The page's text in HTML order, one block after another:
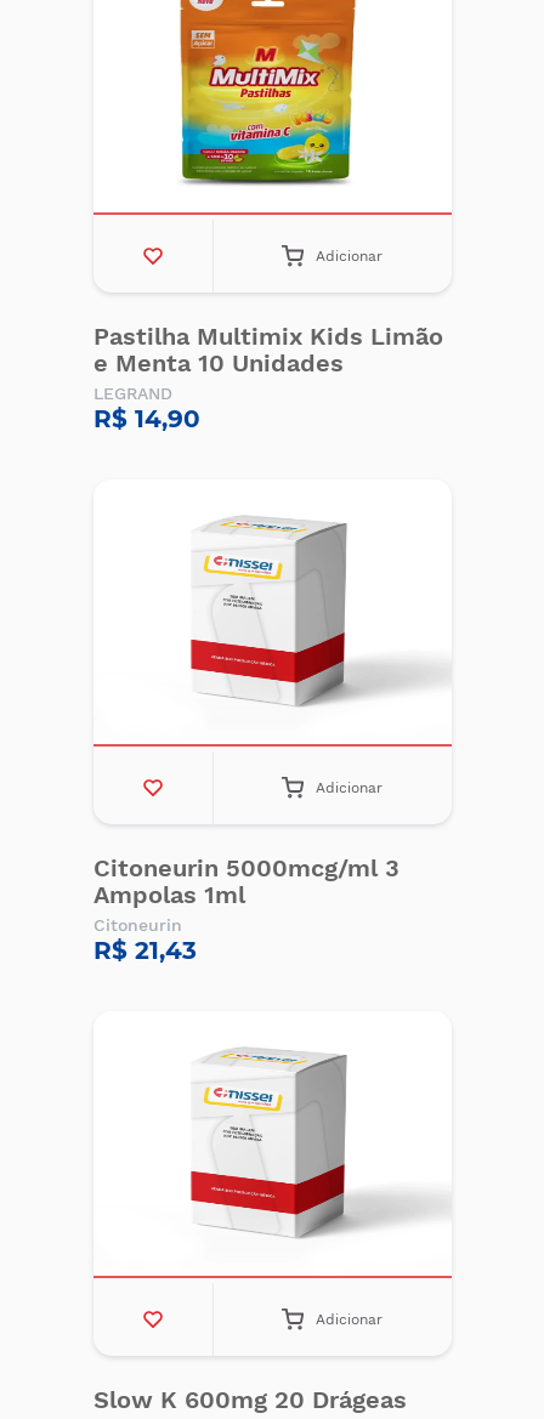
Adicionar
Pastilha Multimix Kids Limão
e Menta 10 Unidades
LEGRAND
R$ 14,90
Adicionar
Citoneurin 5000mcg/ml 3
Ampolas 1ml
Citoneurin
R$ 21,43
Adicionar
Slow K 600mg 20 Drágeas